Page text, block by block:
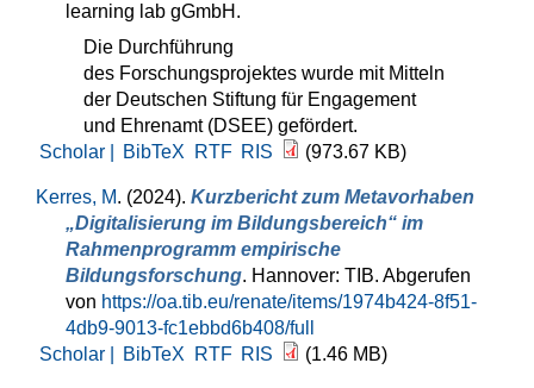
learning lab gGmbH.
Die Durchführung
des Forschungsprojektes wurde mit Mitteln
der Deutschen Stiftung für Engagement
und Ehrenamt (DSEE) gefördert.
Scholar |
BibTeX RTF RIS (973.67 KB)
Kerres, M. (2024). Kurzbericht zum Metavorhaben
„Digitalisierung im Bildungsbereich“ im
Rahmenprogramm empirische
Bildungsforschung. Hannover: TIB. Abgerufen
von https://oa.tib.eu/renate/items/1974b424-8f51-
4db9-9013-fc1ebbd6b408/full
Scholar |
BibTeX RTF RIS (1.46 MB)